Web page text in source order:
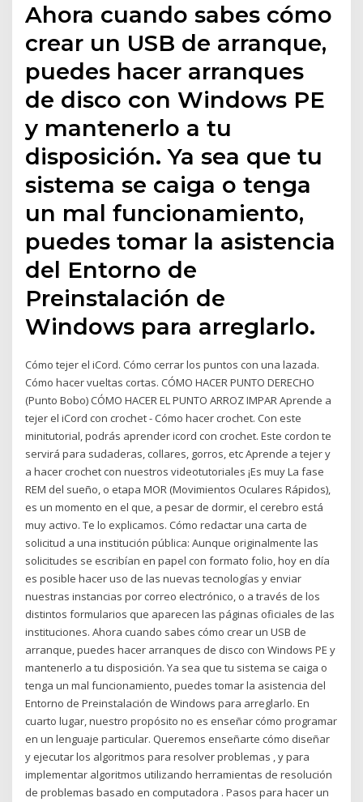
Ahora cuando sabes cómo
crear un USB de arranque,
puedes hacer arranques
de disco con Windows PE
y mantenerlo a tu
disposición. Ya sea que tu
sistema se caiga o tenga
un mal funcionamiento,
puedes tomar la asistencia
del Entorno de
Preinstalación de
Windows para arreglarlo.
Cómo tejer el iCord. Cómo cerrar los puntos con una lazada.
Cómo hacer vueltas cortas. CÓMO HACER PUNTO DERECHO
(Punto Bobo) CÓMO HACER EL PUNTO ARROZ IMPAR Aprende a
tejer el iCord con crochet - Cómo hacer crochet. Con este
minitutorial, podrás aprender icord con crochet. Este cordon te
servirá para sudaderas, collares, gorros, etc Aprende a tejer y
a hacer crochet con nuestros videotutoriales ¡Es muy La fase
REM del sueño, o etapa MOR (Movimientos Oculares Rápidos),
es un momento en el que, a pesar de dormir, el cerebro está
muy activo. Te lo explicamos. Cómo redactar una carta de
solicitud a una institución pública: Aunque originalmente las
solicitudes se escribían en papel con formato folio, hoy en día
es posible hacer uso de las nuevas tecnologías y enviar
nuestras instancias por correo electrónico, o a través de los
distintos formularios que aparecen las páginas oficiales de las
instituciones. Ahora cuando sabes cómo crear un USB de
arranque, puedes hacer arranques de disco con Windows PE y
mantenerlo a tu disposición. Ya sea que tu sistema se caiga o
tenga un mal funcionamiento, puedes tomar la asistencia del
Entorno de Preinstalación de Windows para arreglarlo. En
cuarto lugar, nuestro propósito no es enseñar cómo programar
en un lenguaje particular. Queremos enseñarte cómo diseñar
y ejecutar los algoritmos para resolver problemas , y para
implementar algoritmos utilizando herramientas de resolución
de problemas basado en computadora . Pasos para hacer un